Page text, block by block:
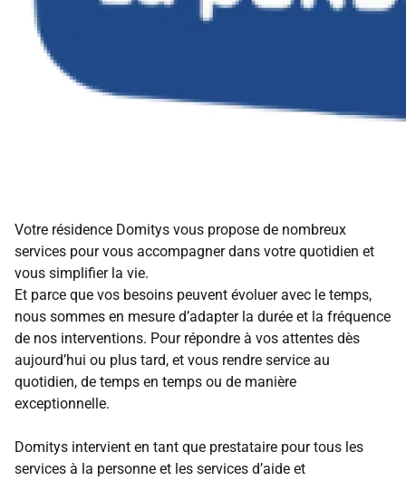
Votre résidence Domitys vous propose de nombreux
services pour vous accompagner dans votre quotidien et
vous simplifier la vie.
Et parce que vos besoins peuvent évoluer avec le temps,
nous sommes en mesure d’adapter la durée et la fréquence
de nos interventions. Pour répondre à vos attentes dès
aujourd’hui ou plus tard, et vous rendre service au
quotidien, de temps en temps ou de manière
exceptionnelle.
Domitys intervient en tant que prestataire pour tous les
services à la personne et les services d’aide et